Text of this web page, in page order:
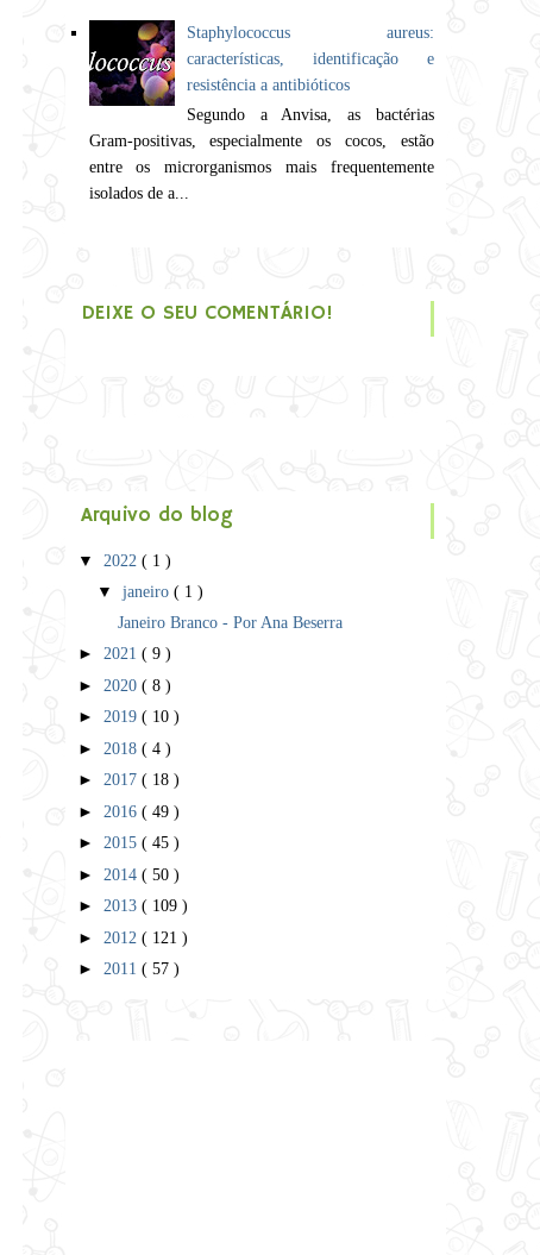
Staphylococcus aureus:
características, identificação e
resistência a antibióticos
Segundo a Anvisa, as bactérias
Gram-positivas, especialmente os cocos, estão
entre os microrganismos mais frequentemente
isolados de a...
DEIXE O SEU COMENTÁRIO!
Arquivo do blog
▼ 2022 ( 1 )
▼janeiro( 1 )
Janeiro Branco - Por Ana Beserra
► 2021 ( 9 )
► 2020 ( 8 )
► 2019 ( 10 )
► 2018 ( 4 )
► 2017 ( 18 )
► 2016 ( 49 )
► 2015 ( 45 )
► 2014 ( 50 )
► 2013 ( 109 )
► 2012 ( 121 )
► 2011 ( 57 )